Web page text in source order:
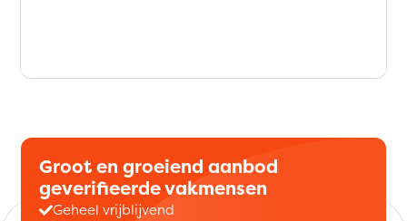
Groot en groeiend aanbod
geverifieerde vakmensen
Geheel vrijblijvend